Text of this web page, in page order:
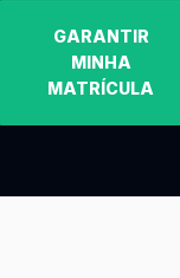
GARANTIR
MINHA
MATRÍCULA